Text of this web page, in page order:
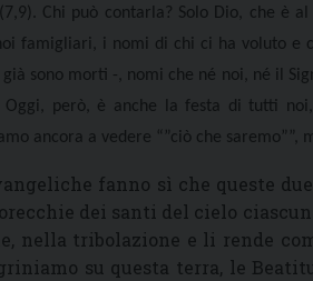
Chi può contarla? Solo Dio, che è
famigliari, i nomi di chi ci ha voluto e
sono morti -, nomi che né noi, né il
Oggi, però, è anche la festa di tutti
ancora a vedere “”ciò che saremo””,
fanno sì che queste
dei santi del cielo
nella tribolazione e li rende
su questa terra, le